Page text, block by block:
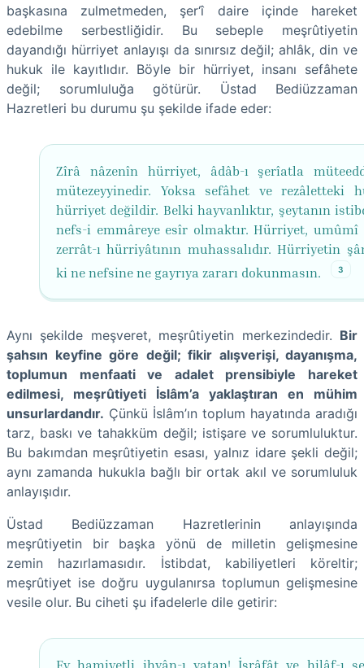
başkasına zulmetmeden, şer‘î daire içinde hareket
edebilme serbestliğidir. Bu sebeple meşrûtiyetin
dayandığı hürriyet anlayışı da sınırsız değil; ahlâk, din ve
hukuk ile kayıtlıdır. Böyle bir hürriyet, insanı sefâhete
değil; sorumluluğa götürür. Üstad Bediüzzaman
Hazretleri bu durumu şu şekilde ifade eder:
Zîrâ nâzenîn hürriyet, âdâb-ı şerîatla
mütezeyyinedir. Yoksa sefâhet ve rezâletteki
hürriyet değildir. Belki hayvanlıktır, şeytanın
nefs-i emmâreye esîr olmaktır. Hürriyet, umûmî
zerrât-ı hürriyâtının muhassalıdır. Hürriyetin
ki ne nefsine ne gayrıya zararı dokunmasın.
3
Aynı şekilde meşveret, meşrûtiyetin merkezindedir. Bir
şahsın keyfine göre değil; fikir alışverişi, dayanışma,
toplumun menfaati ve adalet prensibiyle hareket
edilmesi, meşrûtiyeti İslâm’a yaklaştıran en mühim
unsurlardandır. Çünkü İslâm’ın toplum hayatında aradığı
tarz, baskı ve tahakküm değil; istişare ve sorumluluktur.
Bu bakımdan meşrûtiyetin esası, yalnız idare şekli değil;
aynı zamanda hukukla bağlı bir ortak akıl ve sorumluluk
anlayışıdır.
Üstad Bediüzzaman Hazretlerinin anlayışında
meşrûtiyetin bir başka yönü de milletin gelişmesine
zemin hazırlamasıdır. İstibdat, kabiliyetleri köreltir;
meşrûtiyet ise doğru uygulanırsa toplumun gelişmesine
vesile olur. Bu ciheti şu ifadelerle dile getirir:
Ey hamiyetli ihvân-ı vatan! İsrâfât ve hilâf-ı